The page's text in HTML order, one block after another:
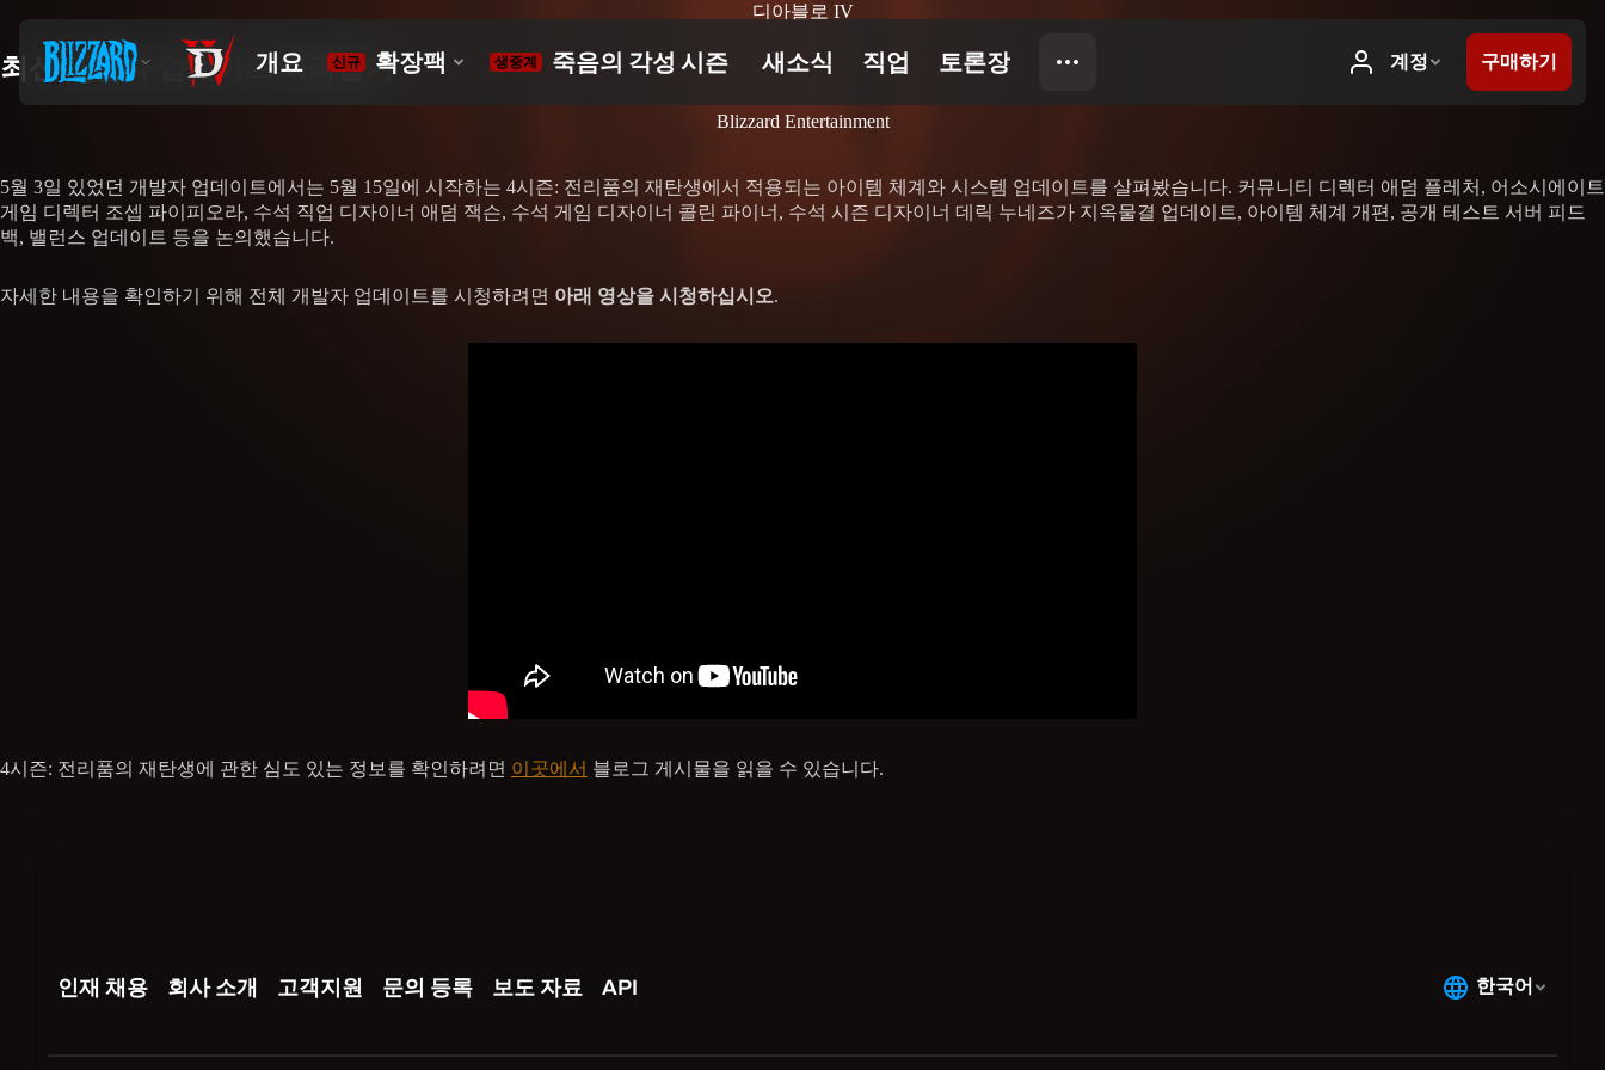
디아블로 IV
최신 개발자 업데이트 따라잡기
Blizzard Entertainment
5월 3일 있었던 개발자 업데이트에서는 5월 15일에 시작하는 4시즌: 전리품의 재탄생에서 적용되는 아이템 체계와 시스템 업데이트를 살펴봤습니다. 커뮤니티 디렉터 애덤 플레처, 어소시에이트
게임 디렉터 조셉 파이피오라, 수석 직업 디자이너 애덤 잭슨, 수석 게임 디자이너 콜린 파이너, 수석 시즌 디자이너 데릭 누네즈가 지옥물결 업데이트, 아이템 체계 개편, 공개 테스트 서버 피드
백, 밸런스 업데이트 등을 논의했습니다.
자세한 내용을 확인하기 위해 전체 개발자 업데이트를 시청하려면 아래 영상을 시청하십시오.
4시즌: 전리품의 재탄생에 관한 심도 있는 정보를 확인하려면 이곳에서 블로그 게시물을 읽을 수 있습니다.